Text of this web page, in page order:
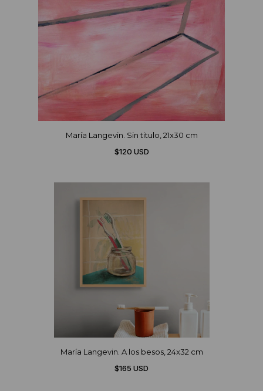
María Langevin. Sin titulo, 21x30 cm
$120 USD
María Langevin. A los besos, 24x32 cm
$165 USD